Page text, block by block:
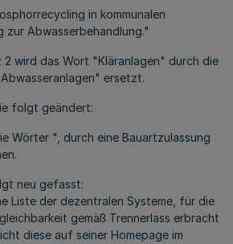
in kommunalen
zur Abwasserbehandlung."
2 wird das Wort "Kläranlagen" durch die
ersetzt.
folgt geändert:
Wörter ", durch eine Bauartzulassung
neu gefasst:
Liste der dezentralen Systeme, für die
gemäß Trennerlass erbracht
diese auf seiner Homepage im